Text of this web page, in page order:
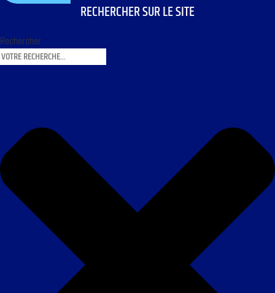
RECHERCHER SUR LE SITE
Rechercher